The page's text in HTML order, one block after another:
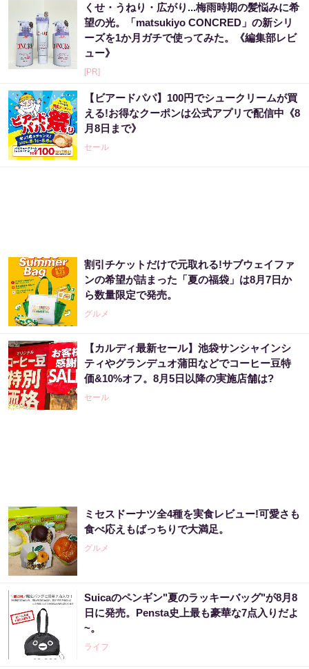
くせ・うねり・広がり...梅雨時期の髪悩みに希
望の光。「matsukiyo CONCRED」の新シリ
ーズを1か月ガチで使ってみた。《編集部レビ
ュー》
[PR]
【ビアードパパ】100円でシュークリームが買
える!お得なクーポンは公式アプリで配信中《8
月8日まで》
セール
割引チケットだけで元取れる!サブウェイファ
ンの希望が詰まった「夏の福袋」は8月7日か
ら数量限定で発売。
グルメ
【カルディ最新セール】池袋サンシャインシ
ティやグランデュオ蒲田などでコーヒー豆特
価&10%オフ。8月5日以降の実施店舗は?
セール
ミセスドーナツ全4種を実食レビュー!可愛さも
食べ応えもばっちりで大満足。
グルメ
Suicaのペンギン"夏のラッキーバッグ"が8月8
日に発売。Pensta史上最も豪華な7点入りだよ
~。
ライフ